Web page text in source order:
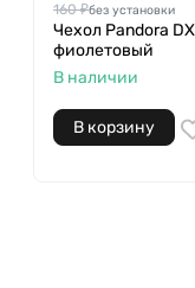
160 ₽без установки
Чехол Pandora
фиолетовый
В наличии
В корзину